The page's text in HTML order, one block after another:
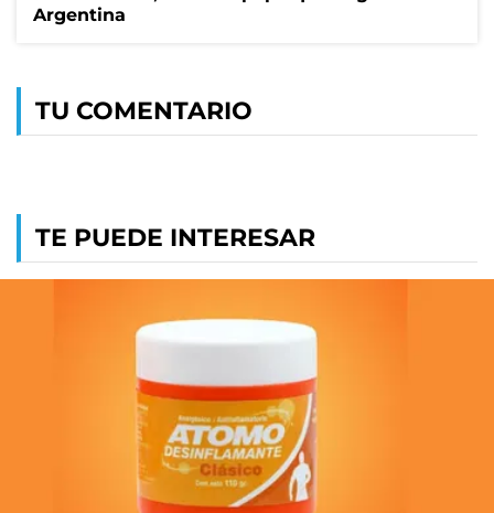
Argentina
TU COMENTARIO
TE PUEDE INTERESAR